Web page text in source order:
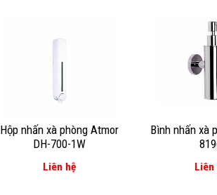
Hộp nhấn xà phòng Atmor
DH-700-1W
Liên hệ
Bình nhấn xà
Liên